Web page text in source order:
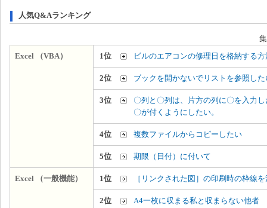
人気Q&Aランキング
Excel （VBA）
1位 ビルのエアコンの修理日を格納する方
2位 ブックを開かないでリストを参照した
3位
〇列と〇列は、片方の列に〇を入力
〇が付くようにしたい。
4位 複数ファイルからコピーしたい
5位 期限（日付）に付いて
Excel （一般機能） 1位 ［リンクされた図］の印刷時の枠線
2位 A4一枚に収まる私と収まらない他者